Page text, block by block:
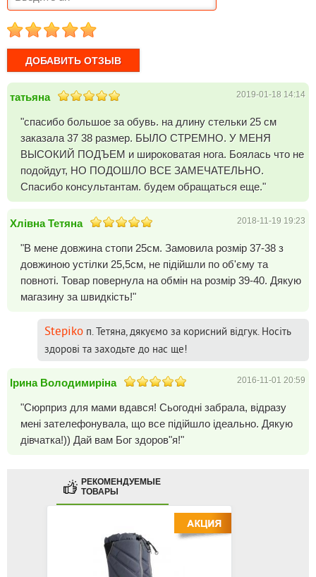
1 2 3 4 5
татьяна 2019-01-18 14:14
"спасибо большое за обувь. на длину стельки 25 см
заказала 37 38 размер. БЫЛО СТРЕМНО. У МЕНЯ
ВЫСОКИЙ ПОДЪЕМ и широковатая нога. Боялась что не
подойдут, НО ПОДОШЛО ВСЕ ЗАМЕЧАТЕЛЬНО.
Спасибо консультантам. будем обращаться еще."
Хлівна Тетяна 2018-11-19 19:23
"В мене довжина стопи 25см. Замовила розмір 37-38 з
довжиною устілки 25,5см, не підійшли по об'єму та
повноті. Товар повернула на обмін на розмір 39-40. Дякую
магазину за швидкість!"
Stepiko п. Тетяна, дякуємо за корисний відгук. Носіть
здорові та заходьте до нас ще!
Ірина Володимиріна 2016-11-01 20:59
"Сюрприз для мами вдався! Сьогодні забрала, відразу
мені зателефонувала, що все підійшло ідеально. Дякую
дівчатка!)) Дай вам Бог здоров"я!"
РЕКОМЕНДУЕМЫЕ
ТОВАРЫ